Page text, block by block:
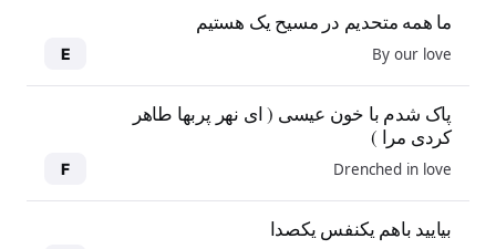
ما همه متحدیم در مسیح یک هستیم
By our love
E
پاک شدم با خون عیسی ( ای نهر پربها طاهر
کردی مرا )
Drenched in love
F
بیایید باهم یکنفس یکصدا